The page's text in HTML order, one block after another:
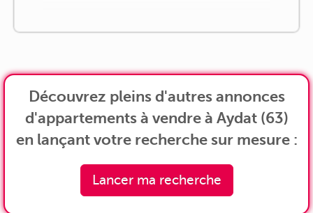
Découvrez pleins d'autres annonces
d'appartements à vendre à Aydat (63)
en lançant votre recherche sur mesure :
Lancer ma recherche